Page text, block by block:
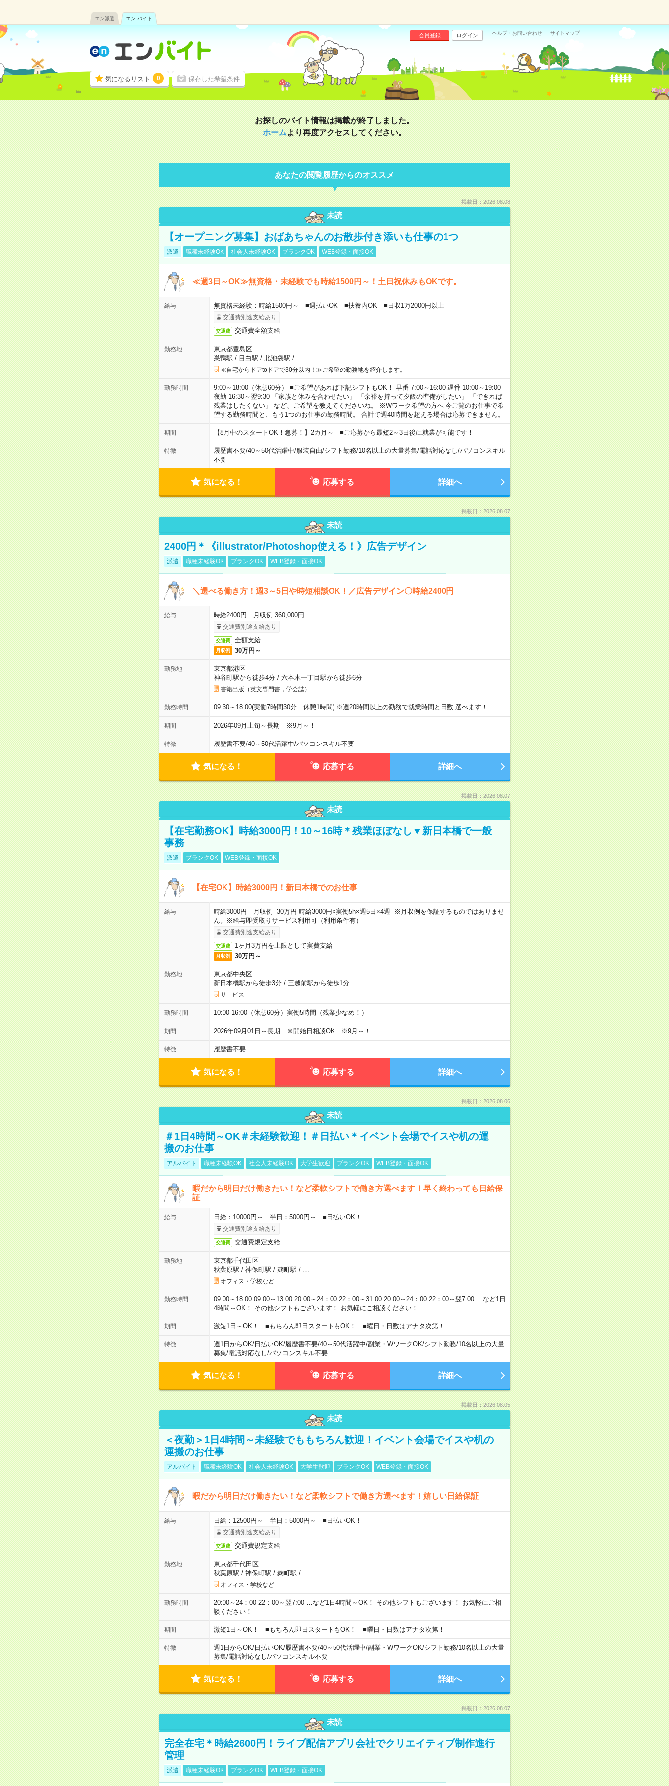
エン派遣 エン バイト
気になるリスト 0 保存した希望条件
会員登録 ログイン ヘルプ・お問い合わせ サイトマップ
お探しのバイト情報は掲載が終了しました。
ホームより再度アクセスしてください。
あなたの閲覧履歴からのオススメ
掲載日：2026.08.08
未読
【オープニング募集】おばあちゃんのお散歩付き添いも仕事の1つ
派遣 職種未経験OK 社会人未経験OK ブランクOK WEB登録・面接OK
≪週3日～OK≫無資格・未経験でも時給1500円～！土日祝休みもOKです。
給与 無資格未経験：時給1500円～ ■週払いOK ■扶養内OK ■日収1万2000円以上
交通費別途支給あり
交通費 交通費全額支給
勤務地
東京都豊島区
巣鴨駅 / 目白駅 / 北池袋駅 / …
≪自宅からドアtoドアで30分以内！≫ご希望の勤務地を紹介します。
勤務時間
9:00～18:00（休憩60分） ■ご希望があれば下記シフトもOK！ 早番 7:00～16:00 遅番 10:00～19:00
夜勤 16:30～翌9:30 「家族と休みを合わせたい」 「余裕を持って夕飯の準備がしたい」 「できれば
残業はしたくない」 など、ご希望を教えてくださいね。 ※Wワーク希望の方へ 今ご覧のお仕事で希
望する勤務時間と、もう1つのお仕事の勤務時間。 合計で週40時間を超える場合は応募できません。
期間 【8月中のスタートOK！急募！】2カ月～ ■ご応募から最短2～3日後に就業が可能です！
特徴 履歴書不要/40～50代活躍中/服装自由/シフト勤務/10名以上の大量募集/電話対応なし/パソコンスキル
不要
気になる！ 応募する 詳細へ
掲載日：2026.08.07
未読
2400円＊《illustrator/Photoshop使える！》広告デザイン
派遣 職種未経験OK ブランクOK WEB登録・面接OK
＼選べる働き方！週3～5日や時短相談OK！／広告デザイン〇時給2400円
給与 時給2400円 月収例 360,000円
交通費別途支給あり
交通費 全額支給
月収例 30万円～
勤務地
東京都港区
神谷町駅から徒歩4分/ 六本木一丁目駅から徒歩6分
書籍出版（英文専門書，学会誌）
勤務時間 09:30～18:00(実働7時間30分 休憩1時間) ※週20時間以上の勤務で就業時間と日数 選べます！
期間 2026年09月上旬～長期 ※9月～！
特徴 履歴書不要/40～50代活躍中/パソコンスキル不要
気になる！ 応募する 詳細へ
掲載日：2026.08.07
未読
【在宅勤務OK】時給3000円！10～16時＊残業ほぼなし▼新日本橋で一般
事務
派遣 ブランクOK WEB登録・面接OK
【在宅OK】時給3000円！新日本橋でのお仕事
給与
時給3000円 月収例 30万円 時給3000円×実働5h×週5日×4週 ※月収例を保証するものではありませ
ん。※給与即受取りサービス利用可（利用条件有）
交通費別途支給あり
交通費 1ヶ月3万円を上限として実費支給
月収例 30万円～
勤務地
東京都中央区
新日本橋駅から徒歩3分/ 三越前駅から徒歩1分
サ－ビス
勤務時間 10:00-16:00（休憩60分）実働5時間（残業少なめ！）
期間 2026年09月01日～長期 ※開始日相談OK ※9月～！
特徴 履歴書不要
気になる！ 応募する 詳細へ
掲載日：2026.08.06
未読
＃1日4時間～OK＃未経験歓迎！＃日払い＊イベント会場でイスや机の運
搬のお仕事
アルバイト 職種未経験OK 社会人未経験OK 大学生歓迎 ブランクOK WEB登録・面接OK
暇だから明日だけ働きたい！など柔軟シフトで働き方選べます！早く終わっても日給保
証
給与 日給：10000円～ 半日：5000円～ ■日払いOK！
交通費別途支給あり
交通費 交通費規定支給
勤務地
東京都千代田区
秋葉原駅 / 神保町駅 / 麹町駅 / …
オフィス・学校など
勤務時間
09:00～18:00 09:00～13:00 20:00～24：00 22：00～31:00 20:00～24：00 22：00～翌7:00 …など1日
4時間～OK！ その他シフトもございます！ お気軽にご相談ください！
期間 激短1日～OK！ ■もちろん即日スタートもOK！ ■曜日・日数はアナタ次第！
特徴 週1日からOK/日払いOK/履歴書不要/40～50代活躍中/副業・WワークOK/シフト勤務/10名以上の大量
募集/電話対応なし/パソコンスキル不要
気になる！ 応募する 詳細へ
掲載日：2026.08.05
未読
＜夜勤＞1日4時間～未経験でももちろん歓迎！イベント会場でイスや机の
運搬のお仕事
アルバイト 職種未経験OK 社会人未経験OK 大学生歓迎 ブランクOK WEB登録・面接OK
暇だから明日だけ働きたい！など柔軟シフトで働き方選べます！嬉しい日給保証
給与 日給：12500円～ 半日：5000円～ ■日払いOK！
交通費別途支給あり
交通費 交通費規定支給
勤務地
東京都千代田区
秋葉原駅 / 神保町駅 / 麹町駅 / …
オフィス・学校など
勤務時間
20:00～24：00 22：00～翌7:00 …など1日4時間～OK！ その他シフトもございます！ お気軽にご相
談ください！
期間 激短1日～OK！ ■もちろん即日スタートもOK！ ■曜日・日数はアナタ次第！
特徴 週1日からOK/日払いOK/履歴書不要/40～50代活躍中/副業・WワークOK/シフト勤務/10名以上の大量
募集/電話対応なし/パソコンスキル不要
気になる！ 応募する 詳細へ
掲載日：2026.08.07
未読
完全在宅＊時給2600円！ライブ配信アプリ会社でクリエイティブ制作進行
管理
派遣 職種未経験OK ブランクOK WEB登録・面接OK